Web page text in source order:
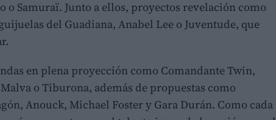
o Samuraï. Junto a ellos, proyectos revelación como
del Guadiana, Anabel Lee o Juventude, que
en plena proyección como Comandante Twin,
o Tiburona, además de propuestas como
Anouck, Michael Foster y Gara Durán. Como cada